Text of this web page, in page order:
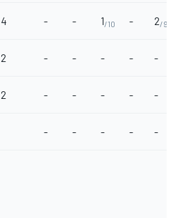
4 - - 1/10 - 2/9
2 - - - - -
2 - - - - -
- - - - -